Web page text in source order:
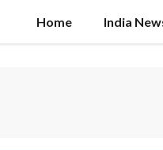
Home India